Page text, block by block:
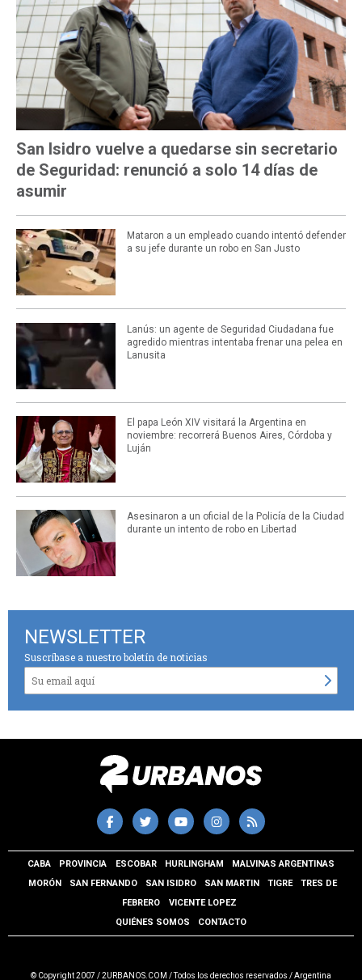
San Isidro vuelve a quedarse sin secretario
de Seguridad: renunció a solo 14 días de
asumir
Mataron a un empleado cuando intentó defender
a su jefe durante un robo en San Justo
Lanús: un agente de Seguridad Ciudadana fue
agredido mientras intentaba frenar una pelea en
Lanusita
El papa León XIV visitará la Argentina en
noviembre: recorrerá Buenos Aires, Córdoba y
Luján
Asesinaron a un oficial de la Policía de la Ciudad
durante un intento de robo en Libertad
NEWSLETTER
Suscríbase a nuestro boletín de noticias
CABA PROVINCIA ESCOBAR HURLINGHAM
MALVINAS ARGENTINAS
MORÓN
SAN FERNANDO SAN ISIDRO SAN MARTIN TIGRE
TRES DE
FEBRERO
VICENTE LOPEZ
QUIÉNES SOMOS
CONTACTO
© Copyright 2007 / 2URBANOS.COM / Todos los derechos reservados / Argentina